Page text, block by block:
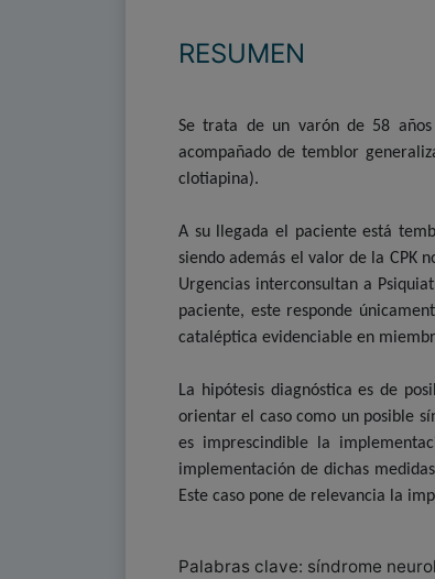
RESUMEN
Se trata de un varón de 58
acompañado de temblor
clotiapina).
A su llegada el paciente está
siendo además el valor de la CPK
Urgencias interconsultan a
paciente, este responde
cataléptica evidenciable en
La hipótesis diagnóstica es de
orientar el caso como un posible
es imprescindible la
implementación de dichas
Este caso pone de relevancia la
Palabras clave: síndrome